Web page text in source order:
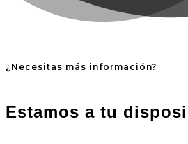
¿Necesitas más información?
Estamos a tu